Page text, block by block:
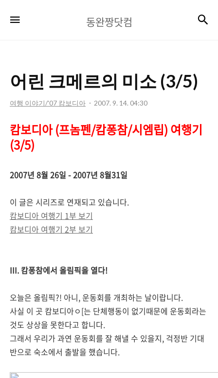
완
컴
동완짱닷컴
어린 크메르의 미소 (3/5)
여행 이야기/'07 캄보디아 2007. 9. 14. 04:30
캄보디아 (프놈펜/캄퐁참/시엠립) 여행기
(3/5)
2007년 8월 26일 - 2007년 8월31일
이 글은 시리즈로 연재되고 있습니다.
캄보디아 여행기 1부 보기
캄보디아 여행기 2부 보기
III. 캄퐁참에서 올림픽을 열다!
오늘은 올림픽?! 아니, 운동회를 개최하는 날이랍니다.
사실 이 곳 캄보디아ㅇ[는 단체행동이 없기때문에 운동회라는
것도 상상을 못한다고 합니다.
그래서 우리가 과연 운동회를 잘 해낼 수 있을지, 걱정반 기대
반으로 숙소에서 출발을 했습니다.